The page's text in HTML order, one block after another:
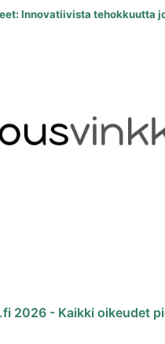
Innovatiivista tehokkuutta
2026 - Kaikki oikeudet